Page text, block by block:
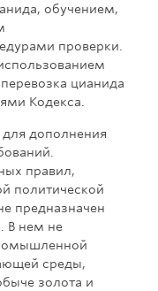
обучением,
проверки.
цианида
Кодекса.
дополнения
правил,
политической
предназначен
В нем не
среды,
золота и